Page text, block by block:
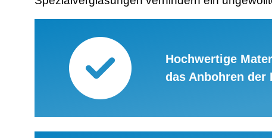
Hochwertige
das Anbohren der